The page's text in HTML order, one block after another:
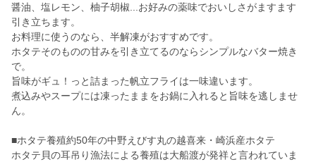
醤油、塩レモン、柚子胡椒...お好みの薬味でおいしさがますます
引き立ちます。
お料理に使うのなら、半解凍がおすすめです。
ホタテそのものの甘みを引き立てるのならシンプルなバター焼き
で。
旨味がギュ！っと詰まった帆立フライは一味違います。
煮込みやスープには凍ったままをお鍋に入れると旨味を逃しませ
ん。
■ホタテ養殖約50年の中野えびす丸の越喜来・崎浜産ホタテ
ホタテ貝の耳吊り漁法による養殖は大船渡が発祥と言われていま